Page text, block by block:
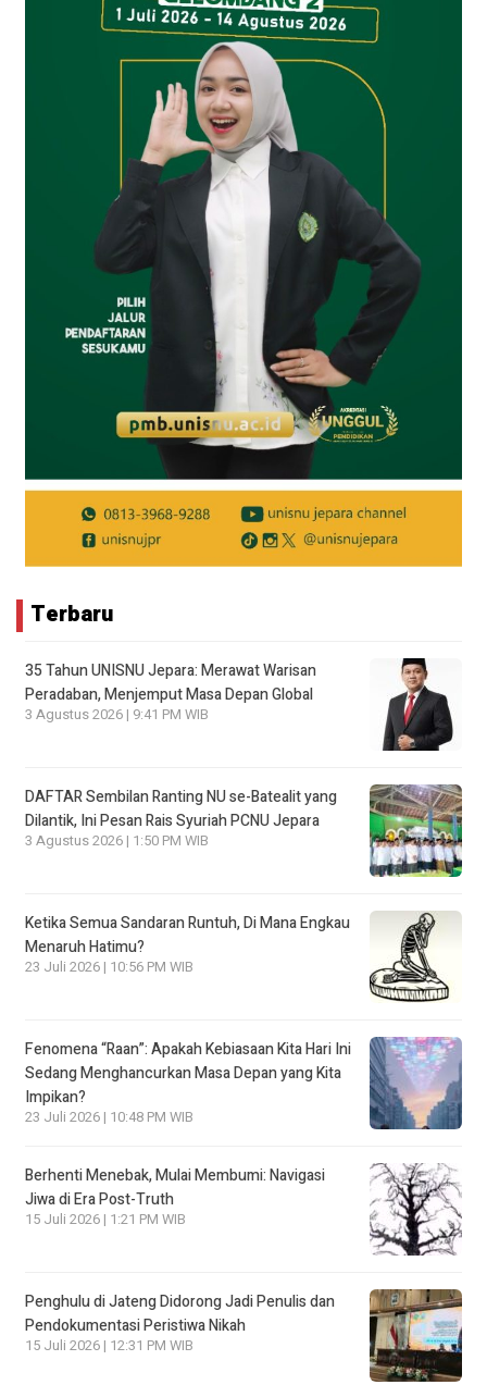
Terbaru
35 Tahun UNISNU Jepara: Merawat Warisan
Peradaban, Menjemput Masa Depan Global
3 Agustus 2026 | 9:41 PM WIB
DAFTAR Sembilan Ranting NU se-Batealit yang
Dilantik, Ini Pesan Rais Syuriah PCNU Jepara
3 Agustus 2026 | 1:50 PM WIB
Ketika Semua Sandaran Runtuh, Di Mana Engkau
Menaruh Hatimu?
23 Juli 2026 | 10:56 PM WIB
Fenomena “Raan”: Apakah Kebiasaan Kita Hari Ini
Sedang Menghancurkan Masa Depan yang Kita
Impikan?
23 Juli 2026 | 10:48 PM WIB
Berhenti Menebak, Mulai Membumi: Navigasi
Jiwa di Era Post-Truth
15 Juli 2026 | 1:21 PM WIB
Penghulu di Jateng Didorong Jadi Penulis dan
Pendokumentasi Peristiwa Nikah
15 Juli 2026 | 12:31 PM WIB